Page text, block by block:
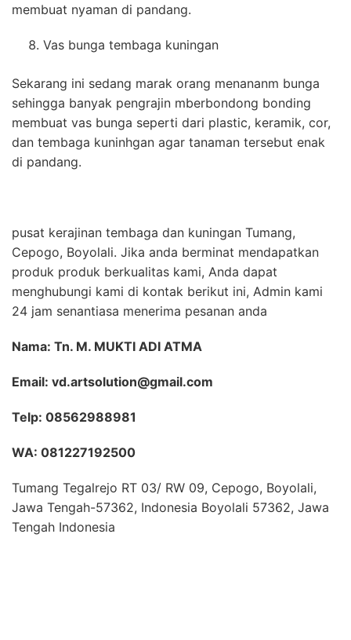
membuat nyaman di pandang.
Vas bunga tembaga kuningan
Sekarang ini sedang marak orang menananm bunga
sehingga banyak pengrajin mberbondong bonding
membuat vas bunga seperti dari plastic, keramik, cor,
dan tembaga kuninhgan agar tanaman tersebut enak
di pandang.
pusat kerajinan tembaga dan kuningan Tumang,
Cepogo, Boyolali. Jika anda berminat mendapatkan
produk produk berkualitas kami, Anda dapat
menghubungi kami di kontak berikut ini, Admin kami
24 jam senantiasa menerima pesanan anda
Nama: Tn. M. MUKTI ADI ATMA
Email: vd.artsolution@gmail.com
Telp: 08562988981
WA: 081227192500
Tumang Tegalrejo RT 03/ RW 09, Cepogo, Boyolali,
Jawa Tengah-57362, Indonesia Boyolali 57362, Jawa
Tengah Indonesia